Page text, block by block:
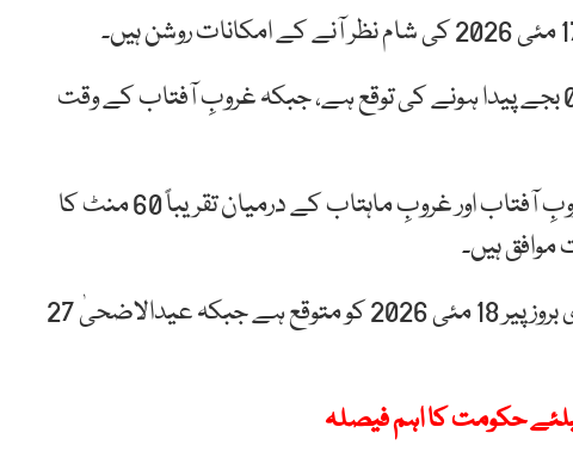
ترجمان کا کہنا ہے کہ چاند 17 مئی 2026 کو رات 01:01 بجے پیدا ہونے کی توقع ہے، جبکہ غروبِ آفتاب کے وقت
سپارکو کے مطابق پاکستان کے ساحلی علاقوں میں غروبِ آفتاب اور غروبِ ماہتاب کے درمیان تقریباً 60 منٹ کا
ہیں۔
فلکیاتی اعداد و شمار کی بنیاد پر یکم ذوالحج 1447 ہجری بروز پیر 18 مئی 2026 کو متوقع ہے جبکہ عیدالاضحیٰ 27
حکومت کا اہم فیصلہ